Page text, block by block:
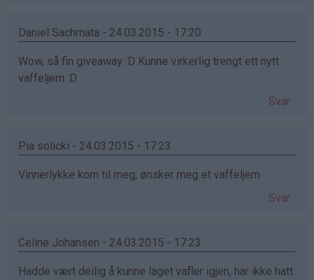
Daniel Sachmata - 24.03.2015 - 17:20
Wow, så fin giveaway :D Kunne virkerlig trengt ett nytt
vaffeljern :D
Svar
Pia solicki - 24.03.2015 - 17:23
Vinnerlykke kom til meg, ønsker meg et vaffeljern
Svar
Celine Johansen - 24.03.2015 - 17:23
Hadde vært deilig å kunne laget vafler igjen, har ikke hatt